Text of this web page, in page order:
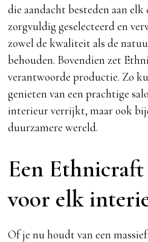
die aandacht besteden aan
zorgvuldig geselecteerd en
zowel de kwaliteit als de
behouden. Bovendien zet
verantwoorde productie. Zo
genieten van een prachtige
interieur verrijkt, maar ook
duurzamere wereld.
Een
voor elk
Of je nu houdt van een